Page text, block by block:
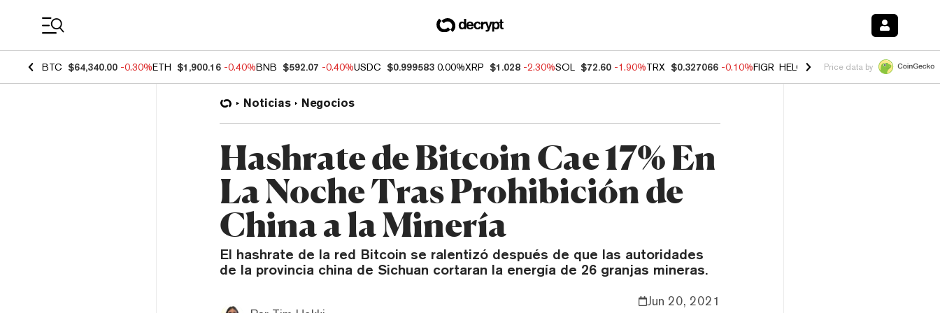
BTC $64,340.00 -0.30%ETH $1,900.16 -0.40%BNB $592.07 -0.40%USDC $0.999583 0.00%XRP $1.028 -2.30%SOL $72.60 -1.90%TRX $0.327066 -0.10%FIGR_HELOC $1.035 0.20%HYPE $55.66
Price data by
Noticias Negocios
Hashrate de Bitcoin Cae 17% En
La Noche Tras Prohibición de
China a la Minería
El hashrate de la red Bitcoin se ralentizó después de que las autoridades
de la provincia china de Sichuan cortaran la energía de 26 granjas mineras.
Jun 20, 2021